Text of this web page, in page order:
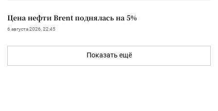
Цена нефти Brent поднялась на 5%
6 августа 2026, 22:45
Показать ещё